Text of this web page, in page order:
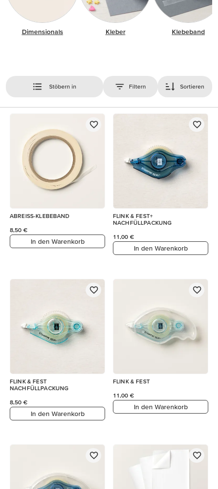
Dimensionals Kleber Klebeband
Stöbern in Filtern Sortieren
ABREISS-KLEBEBAND
8,50 €
In den Warenkorb
FLINK & FEST+
NACHFÜLLPACKUNG
11,00 €
In den Warenkorb
FLINK & FEST
NACHFÜLLPACKUNG
8,50 €
In den Warenkorb
FLINK & FEST
11,00 €
In den Warenkorb